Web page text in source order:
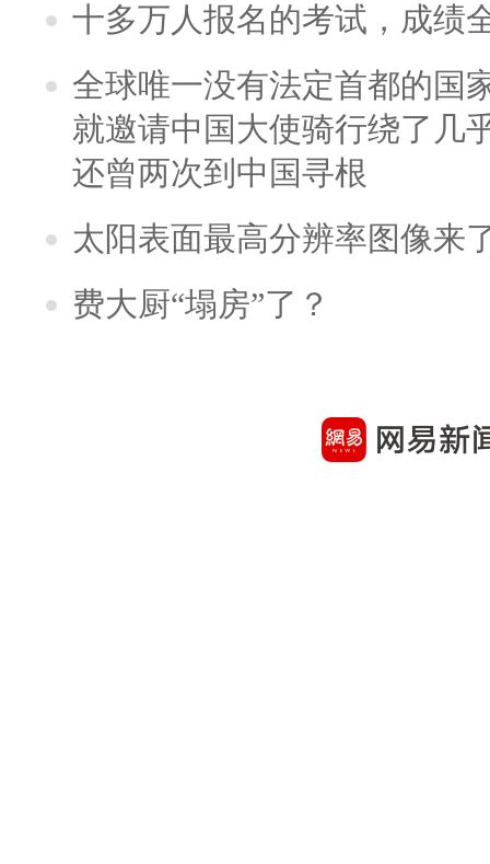
十多万人报名的考试，成绩
全球唯一没有法定首都的国
就邀请中国大使骑行绕了几
还曾两次到中国寻根
太阳表面最高分辨率图像来
费大厨“塌房”了？